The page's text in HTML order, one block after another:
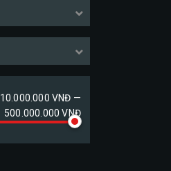
10.000.000 VNĐ —
500.000.000 VNĐ